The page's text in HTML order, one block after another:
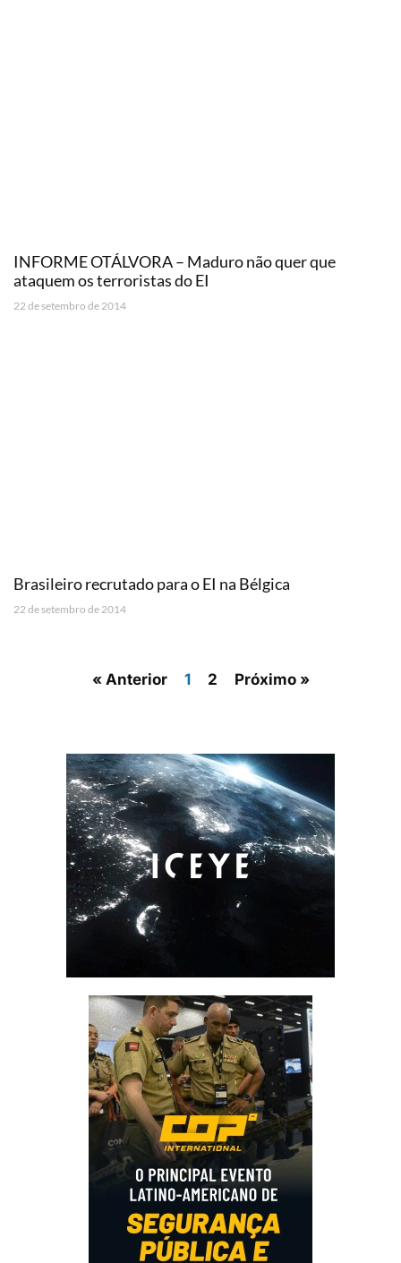
INFORME OTÁLVORA – Maduro não quer que
ataquem os terroristas do EI
22 de setembro de 2014
Brasileiro recrutado para o EI na Bélgica
22 de setembro de 2014
« Anterior 1 2 Próximo »